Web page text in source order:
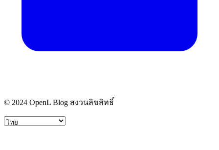
© 2024 OpenL Blog สงวนลิขสิทธิ์